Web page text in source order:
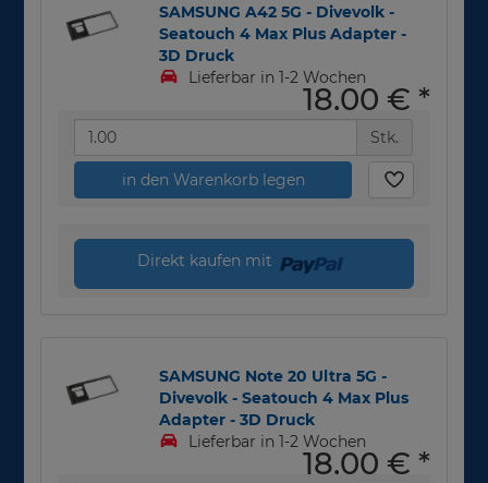
SAMSUNG A42 5G - Divevolk -
Seatouch 4 Max Plus Adapter -
3D Druck
Lieferbar in 1-2 Wochen
18,00 € *
Stk.
in den Warenkorb legen
Direkt kaufen mit
SAMSUNG Note 20 Ultra 5G -
Divevolk - Seatouch 4 Max Plus
Adapter - 3D Druck
Lieferbar in 1-2 Wochen
18,00 € *